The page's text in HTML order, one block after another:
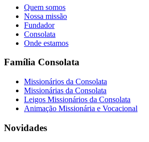
Quem somos
Nossa missão
Fundador
Consolata
Onde estamos
Família Consolata
Missionários da Consolata
Missionárias da Consolata
Leigos Missionários da Consolata
Animação Missionária e Vocacional
Novidades